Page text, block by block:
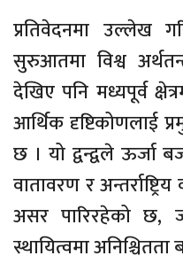
प्रतिवेदनमा उल्लेख
सुरुआतमा विश्व
देखिए पनि मध्यपूर्व
आर्थिक दृष्टिकोणलाई
छ । यो द्वन्द्वले ऊर्जा
वातावरण र
असर पारिरहेको छ,
स्थायित्वमा